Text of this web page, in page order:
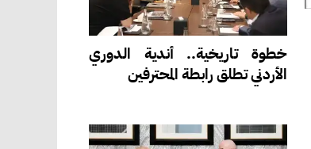
خطوة تاريخية.. أندية الدوري
الأردني تطلق رابطة المحترفين